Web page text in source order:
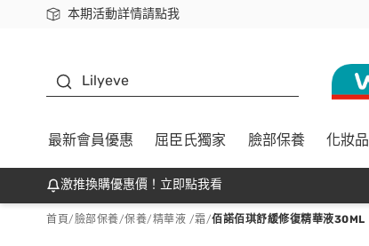
本期活動詳情請點我
下載app最高回饋$350
Lilyeve
最新會員優惠 屈臣氏獨家 臉部保養 化妝品
激推換購優惠價！立即點我看
首頁/臉部保養/保養/精華液 /霜/佰諾佰琪舒緩修復精華液30ML